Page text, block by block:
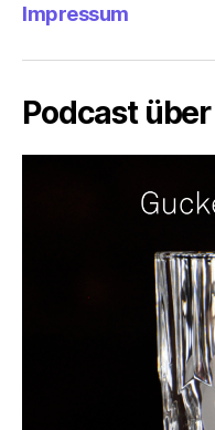
Impressum
Podcast